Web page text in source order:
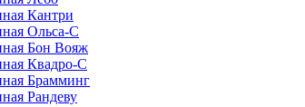
Кантри
Ольса-С
Бон Вояж
Квадро-С
Брамминг
Рандеву